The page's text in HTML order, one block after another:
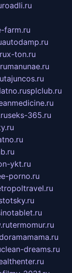
roadli.ru
farm.ru
autodamp.ru
x-ton.ru
manunae.ru
tajuncos.ru
splclub.ru
seks-365.ru
ykt.ru
porno.ru
termomur.ru
clean-dreams.ru